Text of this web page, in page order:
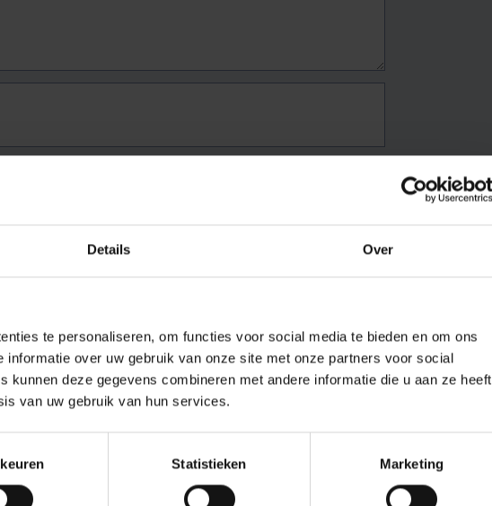
Details Over
te personaliseren, om functies voor social media te bieden en om ons
over uw gebruik van onze site met onze partners voor social
kunnen deze gegevens combineren met andere informatie die u aan ze heeft
van uw gebruik van hun services.
Statistieken Marketing
you encountered the error.
studeren-aan-de-vub/alle-opleidingen